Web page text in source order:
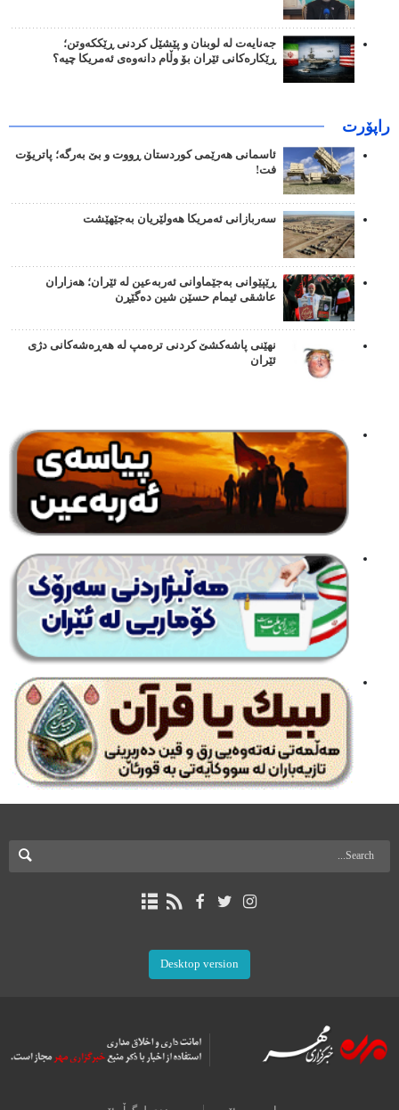
جەنایەت لە لوبنان و پێشێل کردنی ڕێککەوتن؛
ڕێکارەکانی ئێران بۆ وڵام دانەوەی ئەمریکا چیە؟
راپۆرت
ئاسمانی هەرێمی کوردستان ڕووت و بێ بەرگە؛ پاتریۆت
فت!
سەربازانی ئەمریکا هەولێریان بەجێهێشت
ڕێپێوانی بەجێماوانی ئەربەعین لە ئێران؛ هەزاران
عاشقی ئیمام حسێن شین دەگێڕن
نهێنی پاشەکشێ کردنی ترەمپ لە هەڕەشەکانی دژی
ئێران
Desktop version